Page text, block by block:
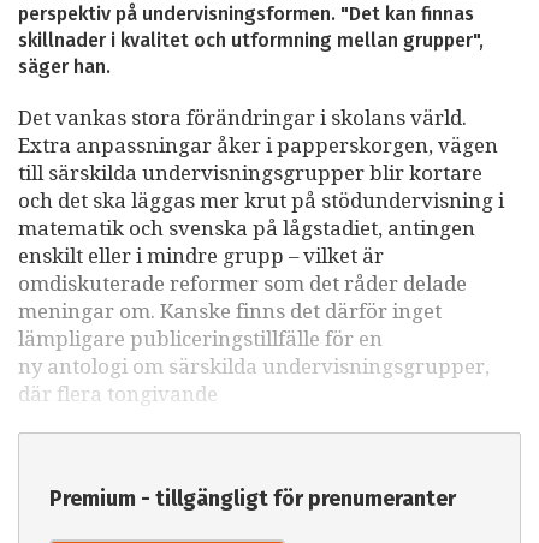
perspektiv på undervisningsformen. "Det kan finnas
skillnader i kvalitet och utformning mellan grupper",
säger han.
Det vankas stora förändringar i skolans värld.
Extra anpassningar åker i papperskorgen, vägen
till särskilda undervisningsgrupper blir kortare
och det ska läggas mer krut på stödundervisning i
matematik och svenska på lågstadiet, antingen
enskilt eller i mindre grupp – vilket är
omdiskuterade reformer som det råder delade
meningar om. Kanske finns det därför inget
lämpligare publiceringstillfälle för en
ny antologi om särskilda undervisningsgrupper,
där flera tongivande
Premium - tillgängligt för prenumeranter